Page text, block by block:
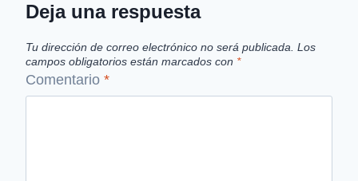
Deja una respuesta
Tu dirección de correo electrónico no será publicada. Los
campos obligatorios están marcados con *
Comentario *